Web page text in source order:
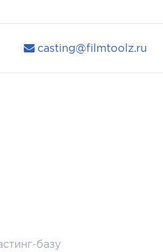
casting@filmtoolz.ru
базу